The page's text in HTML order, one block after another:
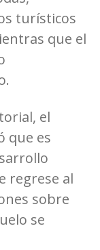
turísticos
que el
el
que es
regrese al
sobre
se